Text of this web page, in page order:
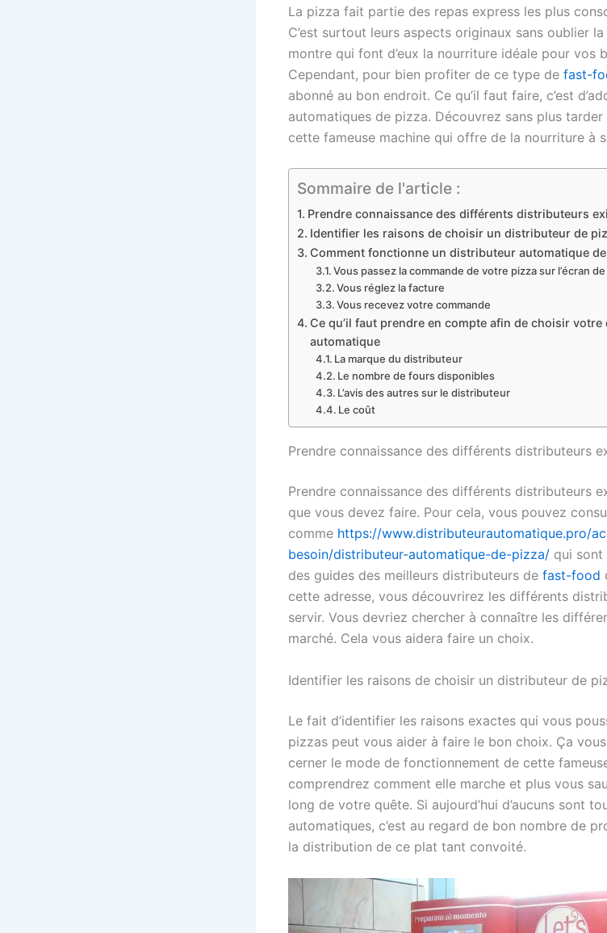
La pizza fait partie des repas express les plus
C’est surtout leurs aspects originaux sans oublier
montre qui font d’eux la nourriture idéale pour vos
Cependant, pour bien profiter de ce type de fast-
abonné au bon endroit. Ce qu’il faut faire, c’est
automatiques de pizza. Découvrez sans plus
cette fameuse machine qui offre de la nourriture à
Sommaire de l'article :
Prendre connaissance des différents distributeurs
Identifier les raisons de choisir un distributeur de
Comment fonctionne un distributeur automatique de
Vous passez la commande de votre pizza sur l’écran
Vous réglez la facture
Vous recevez votre commande
Ce qu’il faut prendre en compte afin de choisir
automatique
La marque du distributeur
Le nombre de fours disponibles
L’avis des autres sur le distributeur
Le coût
Prendre connaissance des différents distributeurs
Prendre connaissance des différents distributeurs
que vous devez faire. Pour cela, vous pouvez
comme https://www.distributeurautomatique.pro/
besoin/distributeur-automatique-de-pizza/ qui sont
des guides des meilleurs distributeurs de fast-food
cette adresse, vous découvrirez les différents
servir. Vous devriez chercher à connaître les
marché. Cela vous aidera faire un choix.
Identifier les raisons de choisir un distributeur de
Le fait d’identifier les raisons exactes qui vous
pizzas peut vous aider à faire le bon choix. Ça
cerner le mode de fonctionnement de cette
comprendrez comment elle marche et plus vous
long de votre quête. Si aujourd’hui d’aucuns sont
automatiques, c’est au regard de bon nombre de
la distribution de ce plat tant convoité.